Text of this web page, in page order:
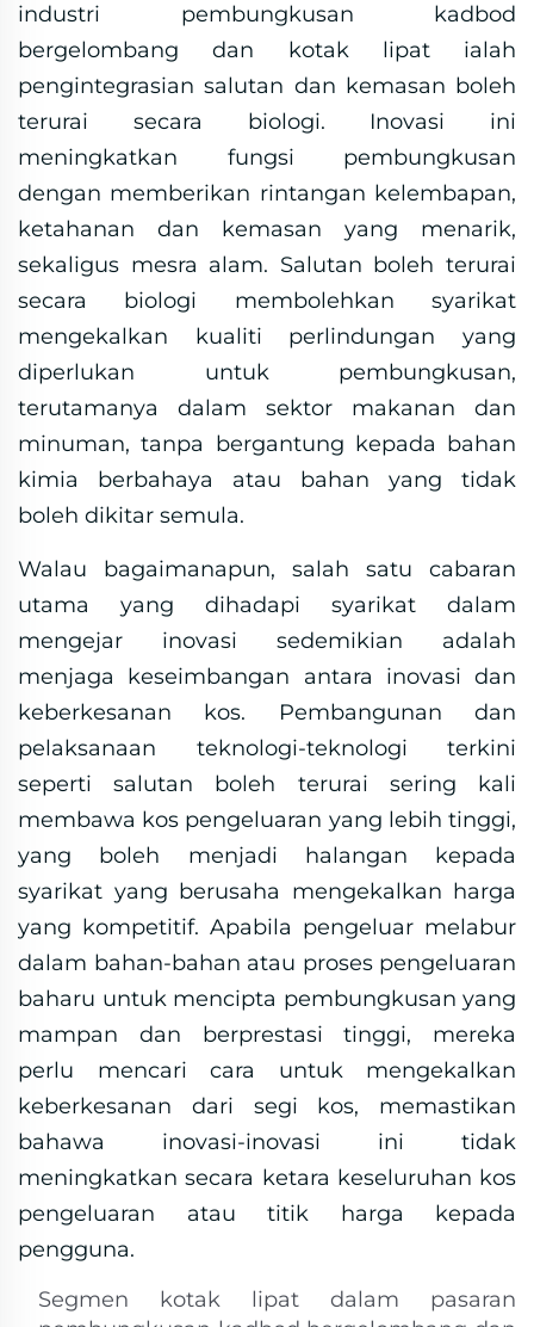
industri pembungkusan kadbod
bergelombang dan kotak lipat ialah
pengintegrasian salutan dan kemasan boleh
terurai secara biologi. Inovasi ini
meningkatkan fungsi pembungkusan
dengan memberikan rintangan kelembapan,
ketahanan dan kemasan yang menarik,
sekaligus mesra alam. Salutan boleh terurai
secara biologi membolehkan syarikat
mengekalkan kualiti perlindungan yang
diperlukan untuk pembungkusan,
terutamanya dalam sektor makanan dan
minuman, tanpa bergantung kepada bahan
kimia berbahaya atau bahan yang tidak
boleh dikitar semula.
Walau bagaimanapun, salah satu cabaran
utama yang dihadapi syarikat dalam
mengejar inovasi sedemikian adalah
menjaga keseimbangan antara inovasi dan
keberkesanan kos. Pembangunan dan
pelaksanaan teknologi-teknologi terkini
seperti salutan boleh terurai sering kali
membawa kos pengeluaran yang lebih tinggi,
yang boleh menjadi halangan kepada
syarikat yang berusaha mengekalkan harga
yang kompetitif. Apabila pengeluar melabur
dalam bahan-bahan atau proses pengeluaran
baharu untuk mencipta pembungkusan yang
mampan dan berprestasi tinggi, mereka
perlu mencari cara untuk mengekalkan
keberkesanan dari segi kos, memastikan
bahawa inovasi-inovasi ini tidak
meningkatkan secara ketara keseluruhan kos
pengeluaran atau titik harga kepada
pengguna.
Segmen kotak lipat dalam pasaran